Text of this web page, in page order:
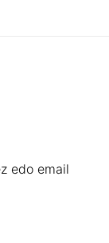
edo email